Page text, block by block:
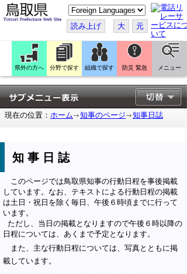
こ
の
ペ
ー
ジ
翻
訳
す
る
読み上げ 大 元
県外の方へ 分野で探す 組織で探す 防災 緊急 メニュー
現在の位置： ホーム 知事のページ 知事日誌
知事日誌
このページでは鳥取県知事の行動日程を事後掲載
しています。なお、テキストによる行動日程の掲載
は土日・祝日を除く毎日、午後６時頃までに行って
います。
ただし、当日の掲載となりますので午後６時以降の
日程については、あくまで予定となります。
また、主な行動日程については、写真とともに掲
載しています。